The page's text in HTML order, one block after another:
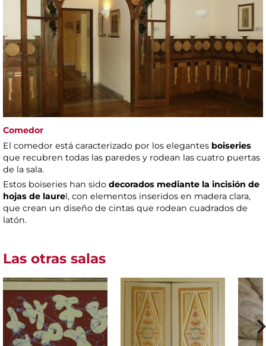
Comedor
El comedor está caracterizado por los elegantes boiseries
que recubren todas las paredes y rodean las cuatro puertas
de la sala.
Estos boiseries han sido decorados mediante la incisión de
hojas de laurel, con elementos inseridos en madera clara,
que crean un diseño de cintas que rodean cuadrados de
latón.
Las otras salas